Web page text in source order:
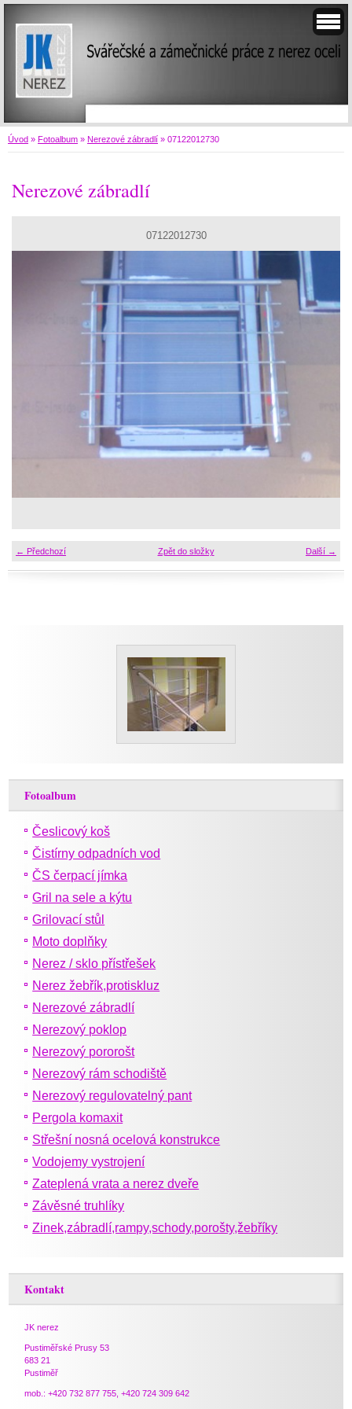
Úvod » Fotoalbum » Nerezové zábradlí » 07122012730
Nerezové zábradlí
07122012730
← Předchozí Další →
Zpět do složky
Fotoalbum
Česlicový koš
Čistírny odpadních vod
ČS čerpací jímka
Gril na sele a kýtu
Grilovací stůl
Moto doplňky
Nerez / sklo přístřešek
Nerez žebřík,protiskluz
Nerezové zábradlí
Nerezový poklop
Nerezový pororošt
Nerezový rám schodiště
Nerezový regulovatelný pant
Pergola komaxit
Střešní nosná ocelová konstrukce
Vodojemy vystrojení
Zateplená vrata a nerez dveře
Závěsné truhlíky
Zinek,zábradlí,rampy,schody,porošty,žebříky
Kontakt
JK nerez
Pustiměřské Prusy 53
683 21
Pustiměř
mob.: +420 732 877 755, +420 724 309 642